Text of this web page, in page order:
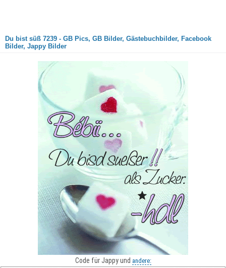
Du bist süß 7239 - GB Pics, GB Bilder, Gästebuchbilder, Facebook
Bilder, Jappy Bilder
Code für Jappy und andere: